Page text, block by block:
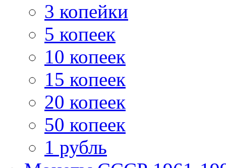
3 копейки
5 копеек
10 копеек
15 копеек
20 копеек
50 копеек
1 рубль